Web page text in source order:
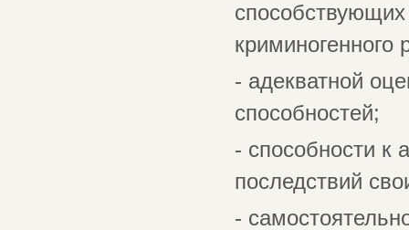
криминогенного
- адекватной
способностей;
- способности к
последствий
-